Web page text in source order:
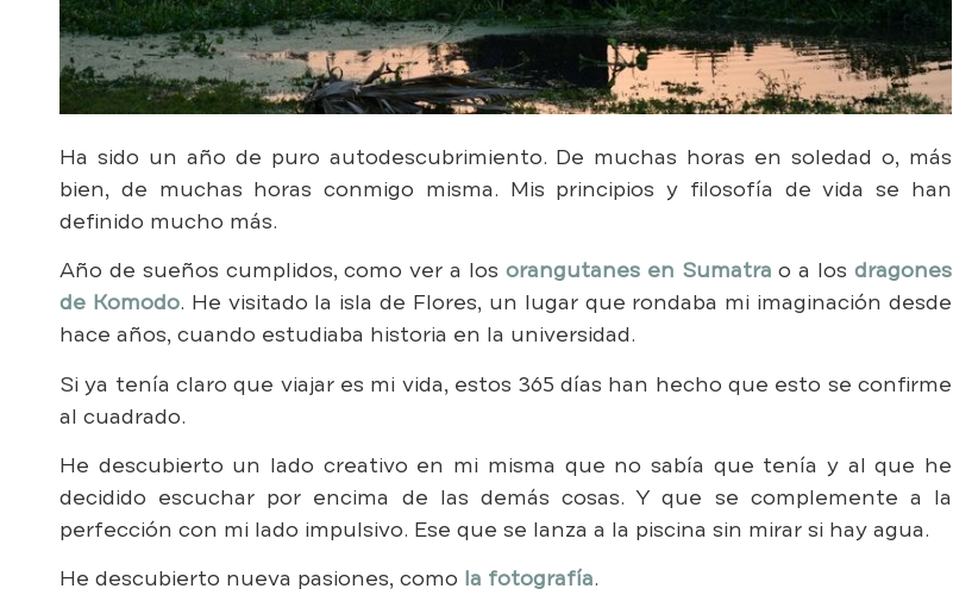
Ha sido un año de puro autodescubrimiento. De muchas horas en soledad o, más
bien, de muchas horas conmigo misma. Mis principios y filosofía de vida se han
definido mucho más.
Año de sueños cumplidos, como ver a los orangutanes en Sumatra o a losdragones
de Komodo. He visitado la isla de Flores, un lugar que rondaba mi imaginación desde
hace años, cuando estudiaba historia en la universidad.
Si ya tenía claro que viajar es mi vida, estos 365 días han hecho que esto se confirme
al cuadrado.
He descubierto un lado creativo en mi misma que no sabía que tenía y al que he
decidido escuchar por encima de las demás cosas. Y que se complemente a la
perfección con mi lado impulsivo. Ese que se lanza a la piscina sin mirar si hay agua.
He descubierto nueva pasiones, como la fotografía.